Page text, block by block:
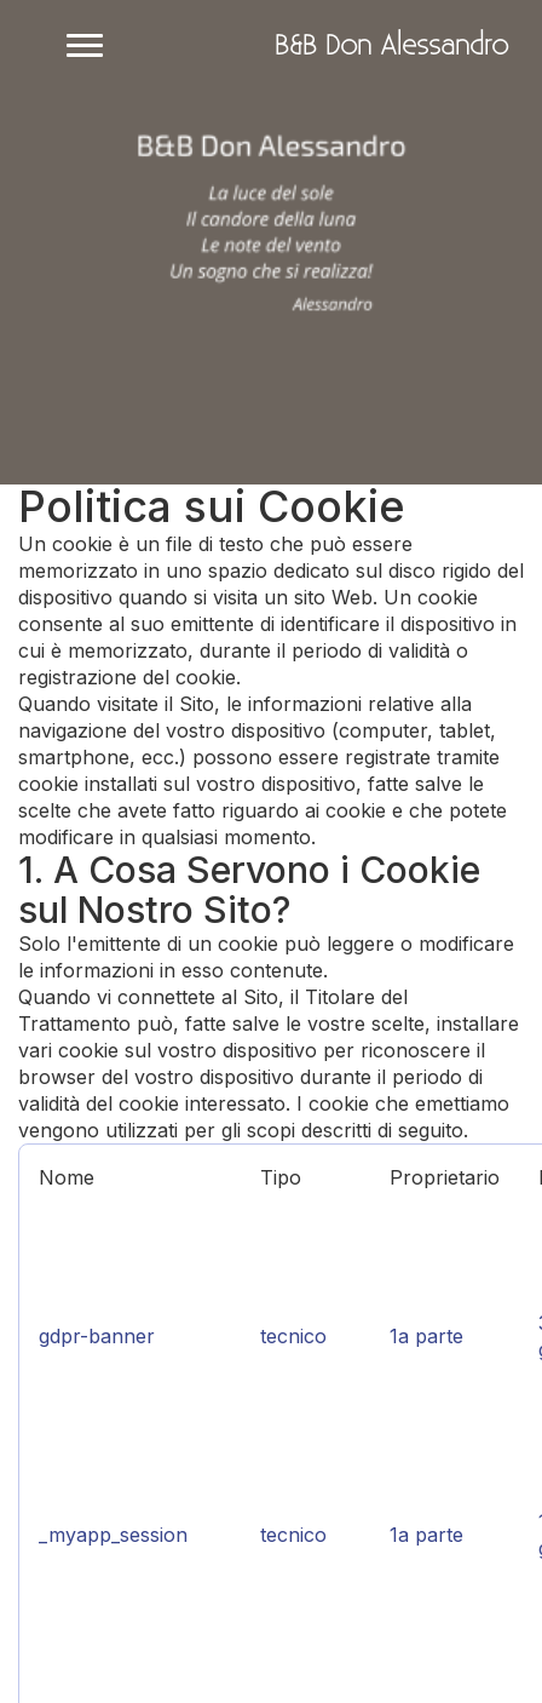
B&B Don Alessandro
Politica sui Cookie
Un cookie è un file di testo che può essere
memorizzato in uno spazio dedicato sul disco rigido del
dispositivo quando si visita un sito Web. Un cookie
consente al suo emittente di identificare il dispositivo in
cui è memorizzato, durante il periodo di validità o
registrazione del cookie.
Quando visitate il Sito, le informazioni relative alla
navigazione del vostro dispositivo (computer, tablet,
smartphone, ecc.) possono essere registrate tramite
cookie installati sul vostro dispositivo, fatte salve le
scelte che avete fatto riguardo ai cookie e che potete
modificare in qualsiasi momento.
1. A Cosa Servono i Cookie
sul Nostro Sito?
Solo l'emittente di un cookie può leggere o modificare
le informazioni in esso contenute.
Quando vi connettete al Sito, il Titolare del
Trattamento può, fatte salve le vostre scelte, installare
vari cookie sul vostro dispositivo per riconoscere il
browser del vostro dispositivo durante il periodo di
validità del cookie interessato. I cookie che emettiamo
vengono utilizzati per gli scopi descritti di seguito.
Nome
Tipo Proprietario
gdpr-banner tecnico 1a parte
_myapp_session tecnico 1a parte